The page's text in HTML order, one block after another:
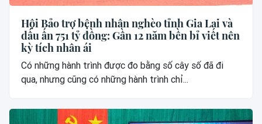
Hội Bảo trợ bệnh nhân nghèo tỉnh Gia Lai và
dấu ấn 751 tỷ đồng: Gần 12 năm bền bỉ viết nên
kỳ tích nhân ái
Có những hành trình được đo bằng số cây số đã đi
qua, nhưng cũng có những hành trình chỉ...